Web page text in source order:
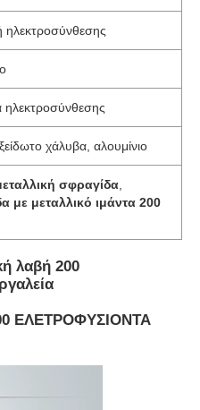
ηλεκτροσύνθεσης
ηλεκτροσύνθεσης
χάλυβα, αλουμίνιο
σφραγίδα
με μεταλλικό ιμάντα 200
λαβή 200
ΕΛΕΤΡΟΦΥΣΙΟΝΤΑ